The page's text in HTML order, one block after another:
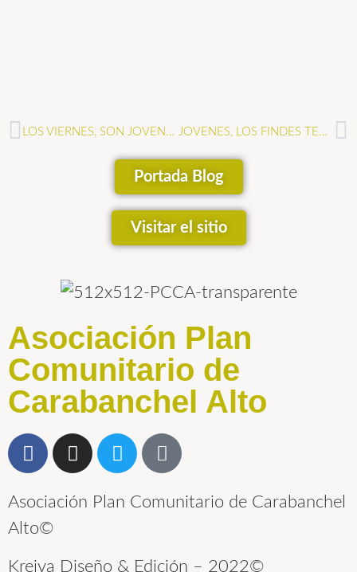
LOS VIERNES, SON JOVENES JOVENES, LOS FINDES TENEIS «PLAN»
Portada Blog
Visitar el sitio
Asociación Plan
Comunitario de
Carabanchel Alto
Asociación Plan Comunitario de Carabanchel
Alto©
Kreiva Diseño & Edición – 2022©